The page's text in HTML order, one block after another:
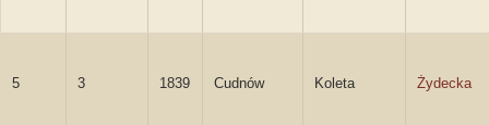
5 3 1839 Cudnów Koleta Żydecka